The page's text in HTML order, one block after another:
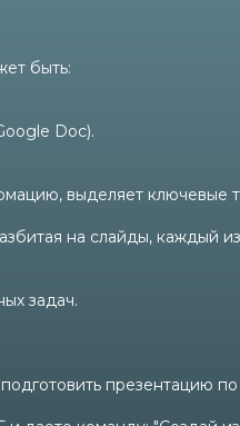
быть:
Doc).
выделяет ключевые
на слайды, каждый
задач.
презентацию по